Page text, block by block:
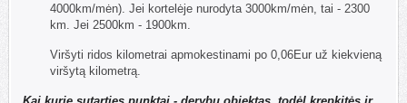
4000km/mėn). Jei kortelėje nurodyta 3000km/mėn, tai - 2300
km. Jei 2500km - 1900km.
Viršyti ridos kilometrai apmokestinami po 0,06Eur už kiekvieną
viršytą kilometrą.